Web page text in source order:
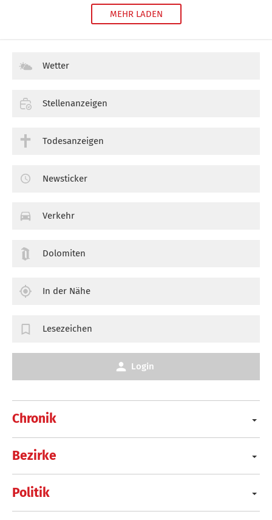
MEHR LADEN
Chronik
Bezirke
Politik
Wetter
Stellenanzeigen
Todesanzeigen
Newsticker
Verkehr
Dolomiten
In der Nähe
Lesezeichen
Login